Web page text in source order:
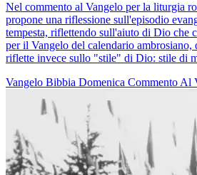
Nel commento al Vangelo per la liturgia
propone una riflessione sull'episodio
tempesta, riflettendo sull'aiuto di Dio che
per il Vangelo del calendario ambrosiano,
riflette invece sullo "stile" di Dio: stile di
Vangelo Bibbia Domenica Commento Al